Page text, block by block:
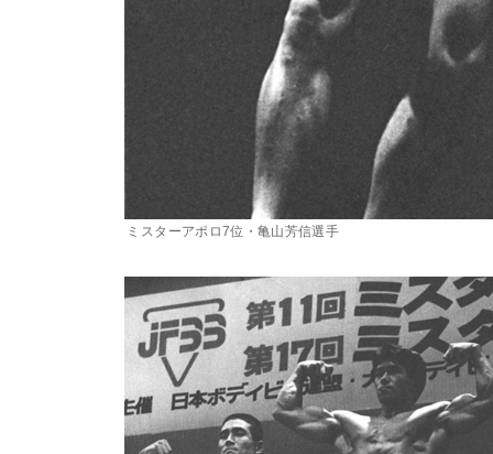
ミスターアポロ7位・亀山芳信選手